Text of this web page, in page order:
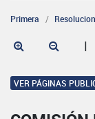
Primera
|
VER PÁGINAS